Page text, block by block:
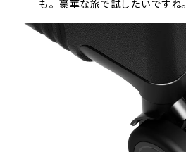
も。豪華な旅で試したいですね。